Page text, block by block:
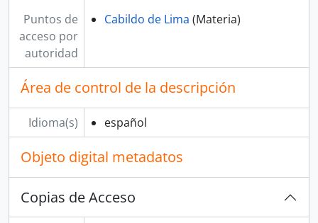
Puntos de
acceso por
autoridad
Cabildo de Lima (Materia)
Área de control de la descripción
Idioma(s) español
Objeto digital metadatos
Copias de Acceso